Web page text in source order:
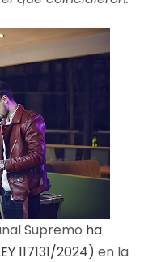
Supremo ha
117131/2024) en la